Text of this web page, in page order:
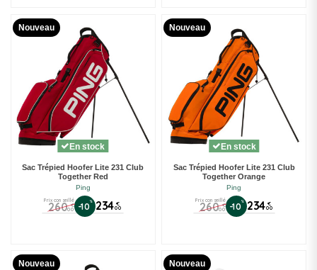
Nouveau
En stock
Sac Trépied Hoofer Lite 231 Club
Together Red
Ping
Prix conseillé
260 €
00 -10% 234 €
00
Nouveau
En stock
Sac Trépied Hoofer Lite 231 Club
Together Orange
Ping
Prix conseillé
260 €
00 -10% 234 €
00
Nouveau Nouveau